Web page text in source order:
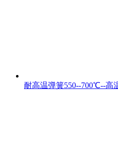
耐高温弹簧550--700℃--高